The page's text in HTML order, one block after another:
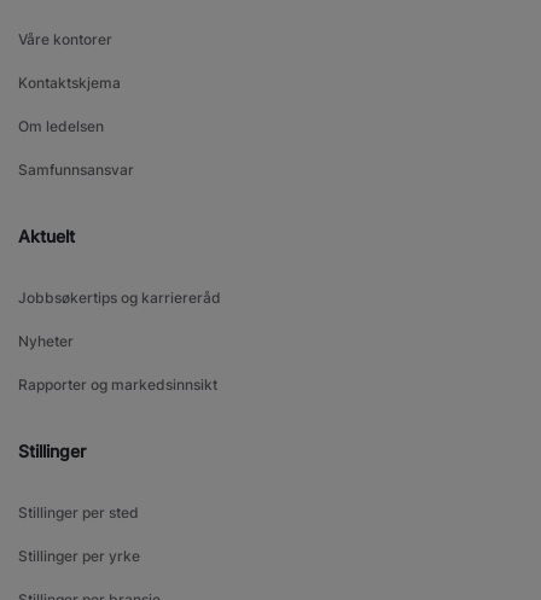
Våre kontorer
Kontaktskjema
Om ledelsen
Samfunnsansvar
Aktuelt
Jobbsøkertips og karriereråd
Nyheter
Rapporter og markedsinnsikt
Stillinger
Stillinger per sted
Stillinger per yrke